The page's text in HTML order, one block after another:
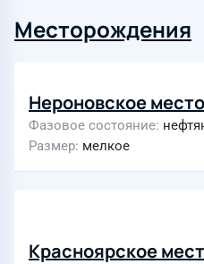
Месторождения
Нероновское
Фазовое состояние
Размер мелкое
Красноярское